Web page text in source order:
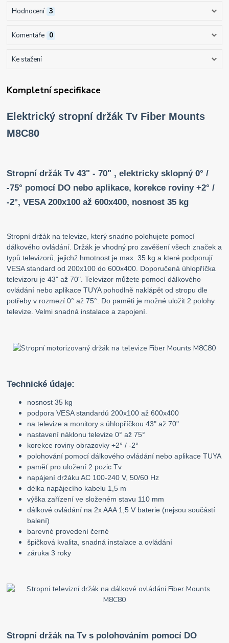
Hodnocení 3
Komentáře 0
Ke stažení
Kompletní specifikace
Elektrický stropní držák Tv Fiber Mounts
M8C80
Stropní držák Tv 43" - 70" , elektricky sklopný 0° /
-75° pomocí DO nebo aplikace, korekce roviny +2° /
-2°, VESA 200x100 až 600x400, nosnost 35 kg
Stropní držák na televize, který snadno polohujete pomocí
dálkového ovládání. Držák je vhodný pro zavěšení všech značek a
typů televizorů, jejichž hmotnost je max. 35 kg a které podporují
VESA standard od 200x100 do 600x400. Doporučená úhlopříčka
televizoru je 43" až 70". Televizor můžete pomocí dálkového
ovládání nebo aplikace TUYA pohodlně naklápět od stropu dle
potřeby v rozmezí 0° až 75°. Do paměti je možné uložit 2 polohy
televize. Velmi snadná instalace a zapojení.
Technické údaje:
nosnost 35 kg
podpora VESA standardů 200x100 až 600x400
na televize a monitory s úhlopříčkou 43" až 70"
nastavení náklonu televize 0° až 75°
korekce roviny obrazovky +2° / -2°
polohování pomocí dálkového ovládání nebo aplikace TUYA
paměť pro uložení 2 pozic Tv
napájení držáku AC 100-240 V, 50/60 Hz
délka napájecího kabelu 1,5 m
výška zařízení ve složeném stavu 110 mm
dálkové ovládání na 2x AAA 1,5 V baterie (nejsou součástí
balení)
barevné provedení černé
špičková kvalita, snadná instalace a ovládání
záruka 3 roky
Stropní držák na Tv s polohováním pomocí DO